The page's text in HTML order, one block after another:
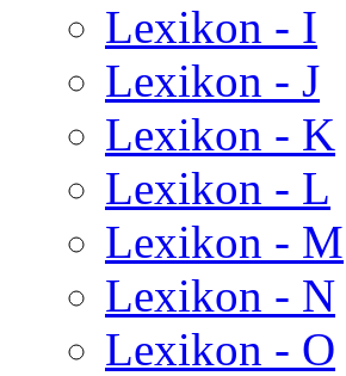
Lexikon - I
Lexikon - J
Lexikon - K
Lexikon - L
Lexikon - M
Lexikon - N
Lexikon - O